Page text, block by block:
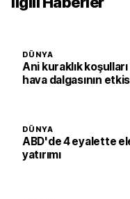
DÜNYA
Ani kuraklık
hava dalgasının
DÜNYA
ABD'de 4 eyalette
yatırımı